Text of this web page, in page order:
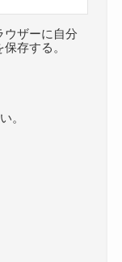
ウザーに自分
存する。
。